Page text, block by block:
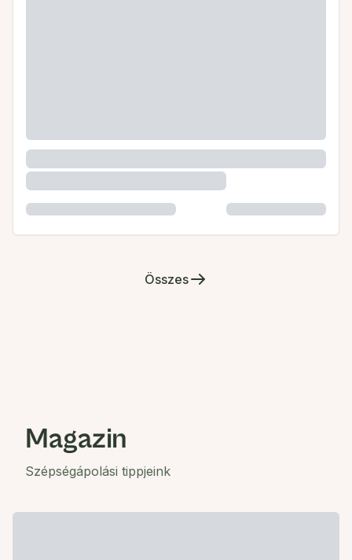
Összes
Magazin
Szépségápolási tippjeink